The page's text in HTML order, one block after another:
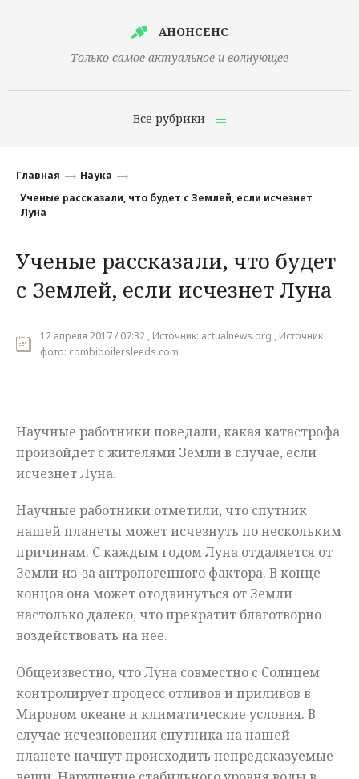
АНОНСЕНС
Только самое актуальное и волнующее
Все рубрики
Финансы
Наука
Культура
Политика
Главная
Наука
Ученые рассказали, что будет с Землей, если исчезнет
Луна
Ученые рассказали, что будет
с Землей, если исчезнет Луна
12 апреля 2017 / 07:32 , Источник: actualnews.org , Источник
фото: combiboilersleeds.com
Научные работники поведали, какая катастрофа
произойдет с жителями Земли в случае, если
исчезнет Луна.
Научные работники отметили, что спутник
нашей планеты может исчезнуть по нескольким
причинам. С каждым годом Луна отдаляется от
Земли из-за антропогенного фактора. В конце
концов она может отодвинуться от Земли
настолько далеко, что прекратит благотворно
воздействовать на нее.
Общеизвестно, что Луна совместно с Солнцем
контролирует процесс отливов и приливов в
Мировом океане и климатические условия. В
случае исчезновения спутника на нашей
планете начнут происходить непредсказуемые